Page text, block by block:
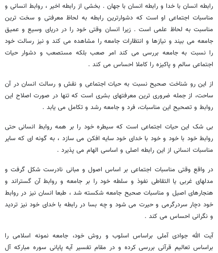
رابطه انسان با خدا و رابطه انسان با جهان . بخشی از رابطه اخیر ، روابط انسانی و
مناسبات اجتماعی او است که دشوارترین رابطه به لحاظ معرفتی و سخت ترین
مناسبت به لحاظ علمی است . زیرا انسان وقتی خود را در دریای وسیع و عمیق
جامعه می بیند و نیازها و انتظارات جامعه را مشاهده می کند و نیز رسالت خود
را نسبت به جامعه بررسی می کند امر صعب بلکه مستصعب و دشوار حیات
اجتماعی سالم و پاکیزه را کاملا احساس می کند .
از این رو شناخت صحیح نسبت به حیات اجتماعی و نقش و رسالت انسان در آن
ساحت، از جمله ضروری ترین معرفتهای بشری است که تنها در صورت اصلاح این
روابط و تصحیح این مناسبات، فرد و جامعه رشد و تکامل می یابد .
بی شک این حیات اجتماعی است که سیطره خود را بر همه روابط انسانی حتی
روابط خود با خود و خود با خدای خود سایه افکن می سازد ، به گونه ای که سایر
مناسبات انسانی از این رابطه اصلی و اساسی الهام می پذیرد .
در واقع وقتی مناسبات اجتماعی بر اساس اصول و مبانی نادرست شکل گرفت و
مدلهای غربی یا التقاطی نفوذ و سلطه خود را بر جامعه و روابط آن گستراند و
هنجارهای اصیل و مناسبات صحیح جامعه شکسته شد ، طبعا انسان نیز در روابط
خود دچار سردرگرمی و حیرت می شود و چه بسا در رابطه با خدای خود نیز تردید
و نگرانی احساس می کند .
آیت الله جوادی آملی براساس اسلوب و روش خود، جامعه نمونه اسلامی را
براساس تعالیم قرآنی بررسی کرده و در مقام تفسیر آیه پایانی سوره مبارکه آل